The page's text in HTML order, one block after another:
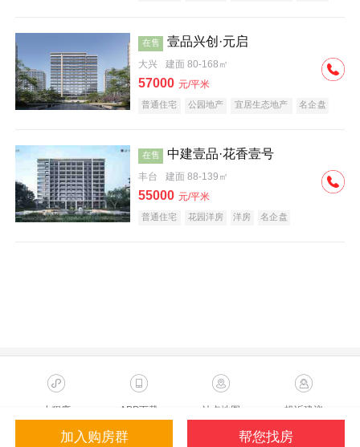
在售 壹品兴创·元启
大兴 建面 80-168㎡
57000 元/平米
普通住宅 公园地产 宜居生态地产 名企盘
在售 中建壹品·花香壹号
丰台 建面 88-139㎡
55000 元/平米
普通住宅 花园洋房 洋房 名企盘
加入购房群 帮您找房
小程序 APP下载 站点地图 投诉建议